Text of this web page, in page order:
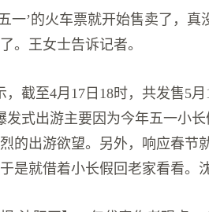
一’的火车票就开始售卖了，真
。王女士告诉记者。
，截至4月17日18时，共发售5
发式出游主要因为今年五一小
的出游欲望。另外，响应春节
是就借着小长假回老家看看。